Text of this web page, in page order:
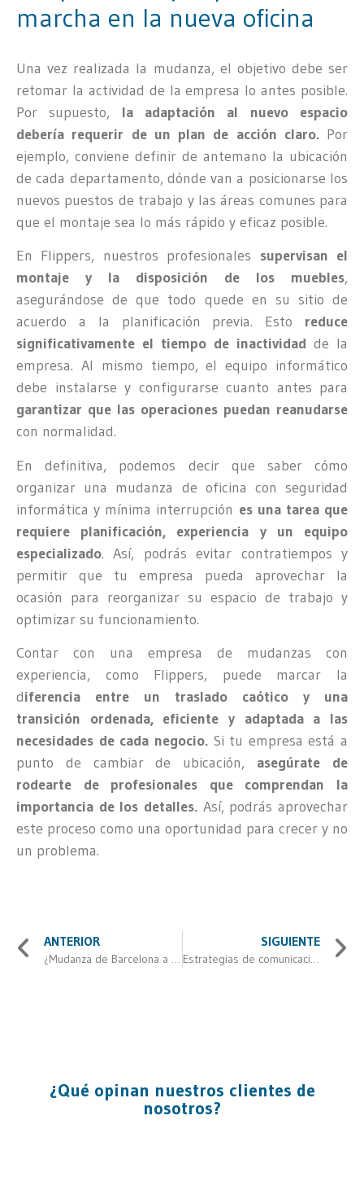
marcha en la nueva oficina
Una vez realizada la mudanza, el objetivo debe ser
retomar la actividad de la empresa lo antes posible.
Por supuesto, la adaptación al nuevo espacio
debería requerir de un plan de acción claro.Por
ejemplo, conviene definir de antemano la ubicación
de cada departamento, dónde van a posicionarse los
nuevos puestos de trabajo y las áreas comunes para
que el montaje sea lo más rápido y eficaz posible.
En Flippers, nuestros profesionales supervisan el
montaje y la disposición de los muebles,
asegurándose de que todo quede en su sitio de
acuerdo a la planificación previa. Esto reduce
significativamente el tiempo de inactividad de la
empresa. Al mismo tiempo, el equipo informático
debe instalarse y configurarse cuanto antes para
garantizar que las operaciones puedan reanudarse
con normalidad.
En definitiva, podemos decir que saber cómo
organizar una mudanza de oficina con seguridad
informática y mínima interrupción es una tarea que
requiere planificación, experiencia y un equipo
especializado. Así, podrás evitar contratiempos y
permitir que tu empresa pueda aprovechar la
ocasión para reorganizar su espacio de trabajo y
optimizar su funcionamiento.
Contar con una empresa de mudanzas con
experiencia, como Flippers, puede marcar la
diferencia entre un traslado caótico y una
transición ordenada, eficiente y adaptada a las
necesidades de cada negocio.Si tu empresa está a
punto de cambiar de ubicación, asegúrate de
rodearte de profesionales que comprendan la
importancia de los detalles. Así, podrás aprovechar
este proceso como una oportunidad para crecer y no
un problema.
ANTERIOR SIGUIENTE
¿Qué opinan nuestros clientes de
nosotros?